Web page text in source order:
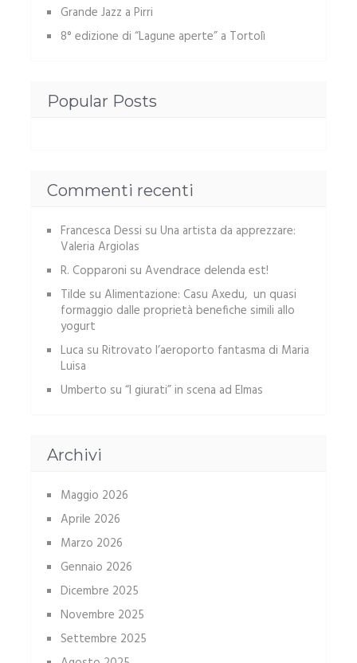
Grande Jazz a Pirri
8° edizione di “Lagune aperte” a Tortolì
Popular Posts
Commenti recenti
Francesca Dessi su Una artista da apprezzare:
Valeria Argiolas
R. Copparoni su Avendrace delenda est!
Tilde su Alimentazione: Casu Axedu, un quasi
formaggio dalle proprietà benefiche simili allo
yogurt
Luca su Ritrovato l’aeroporto fantasma di Maria
Luisa
Umberto su “I giurati” in scena ad Elmas
Archivi
Maggio 2026
Aprile 2026
Marzo 2026
Gennaio 2026
Dicembre 2025
Novembre 2025
Settembre 2025